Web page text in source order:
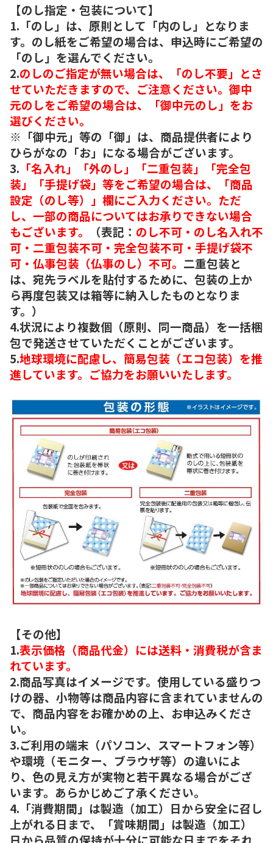
【のし指定・包装について】
1.「のし」は、原則として「内のし」となりま
す。のし紙をご希望の場合は、申込時にご希望の
「のし」を選んでください。
2.のしのご指定が無い場合は、「のし不要」とさ
せていただきますので、ご注意ください。御中
元のしをご希望の場合は、「御中元のし」をお
選びください。
※「御中元」等の「御」は、商品提供者により
ひらがなの「お」になる場合がございます。
3. 「名入れ」「外のし」「二重包装」「完全包
装」「手提げ袋」等をご希望の場合は、「商品
設定（のし等）」欄にご入力ください。ただ
し、一部の商品についてはお承りできない場合
もございます。
（表記： のし不可・のし名入れ不
可・二重包装不可・完全包装不可・手提げ袋不
可・仏事包装（仏事のし）不可。 二重包装と
は、宛先ラベルを貼付するために、包装の上か
ら再度包装又は箱等に納入したものとなりま
す。）
4.状況により複数個（原則、同一商品）を一括梱
包で発送させていただくことがございます。
5.地球環境に配慮し、簡易包装（エコ包装）を推
進しています。ご協力をお願いいたします。
【その他】
1.表示価格（商品代金）には送料・消費税が含ま
れています。
2.商品写真はイメージです。使用している盛りつ
けの器、小物等は商品内容に含まれていませんの
で、商品内容をお確かめの上、お申込みくださ
い。
3.ご利用の端末（パソコン、スマートフォン等）
や環境（モニター、ブラウザ等）の違いによ
り、色の見え方が実物と若干異なる場合がござ
います。あらかじめご了承ください。
4.「消費期間」は製造（加工）日から安全に召し
上がれる日まで、「賞味期間」は製造（加工）